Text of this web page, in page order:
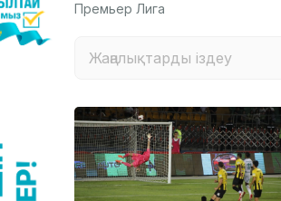
Премьер Лига